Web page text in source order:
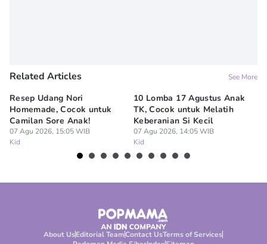
Related Articles See More
Resep Udang Nori
Homemade, Cocok untuk
Camilan Sore Anak!
07 Agu 2026, 15:05 WIB
Kid
10 Lomba 17 Agustus Anak
TK, Cocok untuk Melatih
Keberanian Si Kecil
07 Agu 2026, 14:05 WIB
Kid
About UsEditorial TeamContact UsTerms of Services